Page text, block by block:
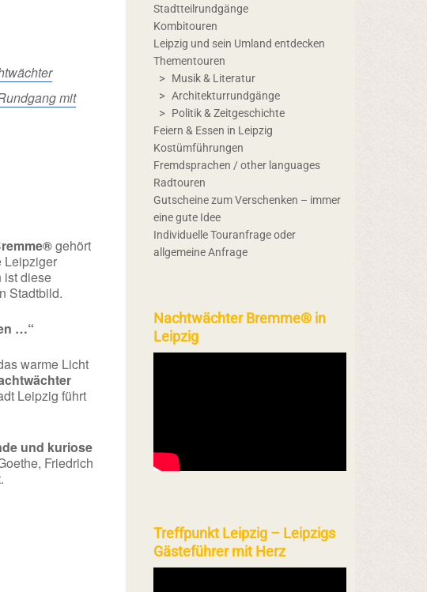
mit
gehört
Leipziger
ist diese
Stadtbild.
…“
warme Licht
Leipzig führt
und kuriose
Friedrich
Stadtteilrundgänge
Kombitouren
Leipzig und sein Umland entdecken
Thementouren
Musik & Literatur
Architekturrundgänge
Politik & Zeitgeschichte
Feiern & Essen in Leipzig
Kostümführungen
Fremdsprachen / other languages
Radtouren
Gutscheine zum Verschenken – immer
eine gute Idee
Individuelle Touranfrage oder
allgemeine Anfrage
Nachtwächter Bremme® in
Leipzig
Treffpunkt Leipzig – Leipzigs
Gästeführer mit Herz